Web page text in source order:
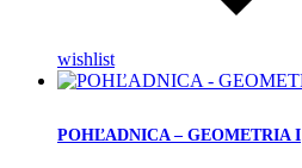
wishlist
POHĽADNICA – GEOMETRIA I